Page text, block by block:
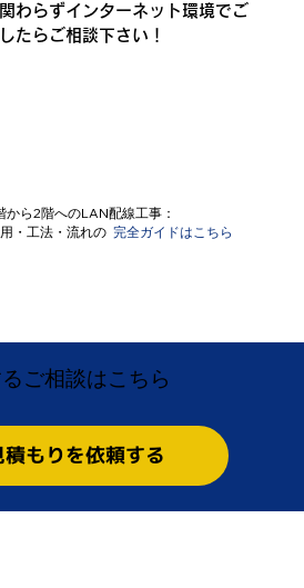
わらずインターネット環境でご
たらご相談下さい！
から2階へのLAN配線工事：
・工法・流れの 完全ガイドはこちら
ご相談はこちら
もりを依頼する